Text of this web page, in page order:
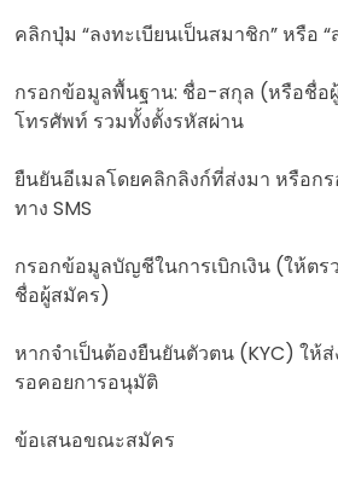
คลิกปุ่ม “ลงทะเบียนเป็นสมาชิก” หรือ
กรอกข้อมูลพื้นฐาน: ชื่อ-สกุล (หรือชื่อผู้
โทรศัพท์ รวมทั้งตั้งรหัสผ่าน
ยืนยันอีเมลโดยคลิกลิงก์ที่ส่งมา หรือก
ทาง SMS
กรอกข้อมูลบัญชีในการเบิกเงิน (ให้ต
ชื่อผู้สมัคร)
หากจำเป็นต้องยืนยันตัวตน (KYC) ให้ส่
รอคอยการอนุมัติ
ข้อเสนอขณะสมัคร